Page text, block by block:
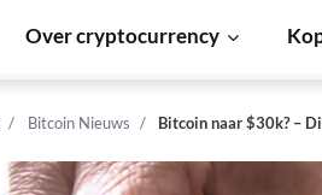
Over cryptocurrency
Bitcoin Nieuws Bitcoin naar $30k? –